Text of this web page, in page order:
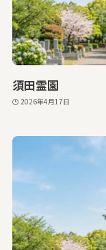
須田霊園
2026年4月17日